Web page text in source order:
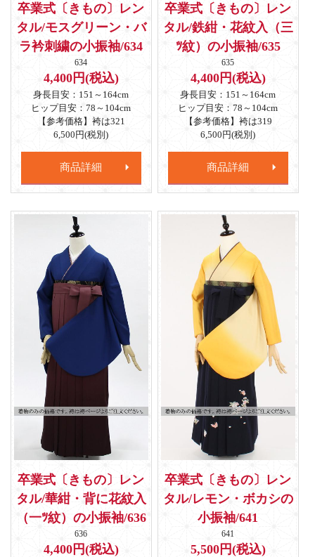
卒業式〔きもの〕レン
タル/モスグリーン・バ
ラ衿刺繍の小振袖/634
634
4,400円(税込)
身長目安：151～164cm
ヒップ目安：78～104cm
【参考価格】袴は321
6,500円(税別)
商品詳細
卒業式〔きもの〕レン
タル/鉄紺・花紋入（三
ﾂ紋）の小振袖/635
635
4,400円(税込)
身長目安：151～164cm
ヒップ目安：78～104cm
【参考価格】袴は319
6,500円(税別)
商品詳細
卒業式〔きもの〕レン
タル/華紺・背に花紋入
（一ﾂ紋）の小振袖/636
636
4,400円(税込)
卒業式〔きもの〕レン
タル/レモン・ボカシの
小振袖/641
641
5,500円(税込)